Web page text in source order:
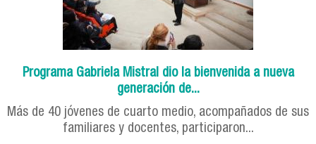
Programa Gabriela Mistral dio la bienvenida a nueva
generación de...
Más de 40 jóvenes de cuarto medio, acompañados de sus
familiares y docentes, participaron...